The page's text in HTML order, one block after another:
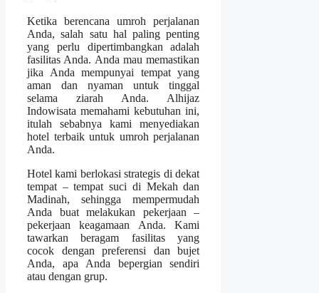
Ketika berencana umroh perjalanan
Anda, salah satu hal paling penting
yang perlu dipertimbangkan adalah
fasilitas Anda. Anda mau memastikan
jika Anda mempunyai tempat yang
aman dan nyaman untuk tinggal
selama ziarah Anda. Alhijaz
Indowisata memahami kebutuhan ini,
itulah sebabnya kami menyediakan
hotel terbaik untuk umroh perjalanan
Anda.
Hotel kami berlokasi strategis di dekat
tempat – tempat suci di Mekah dan
Madinah, sehingga mempermudah
Anda buat melakukan pekerjaan –
pekerjaan keagamaan Anda. Kami
tawarkan beragam fasilitas yang
cocok dengan preferensi dan bujet
Anda, apa Anda bepergian sendiri
atau dengan grup.